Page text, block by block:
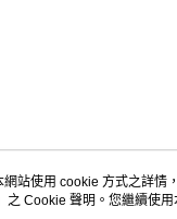
關於我們
站使用 cookie 方式之詳
之 Cookie 聲明。您繼續使